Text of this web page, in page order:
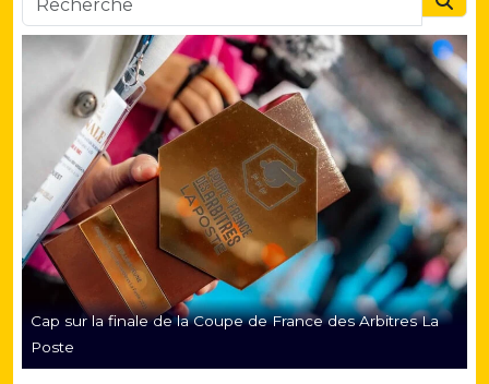
Cap sur la finale de la Coupe de France des Arbitres La
Poste